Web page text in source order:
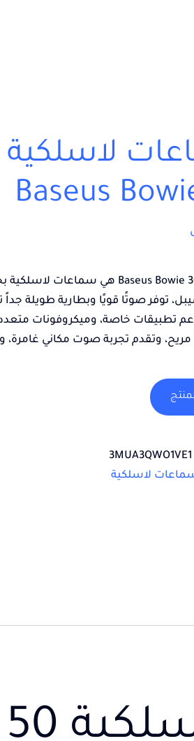
Baseus
ودعم تطبيقات خاصة، وميكروفونات
3MUA3QWO1VE1
لاسلكية
ديسيبل